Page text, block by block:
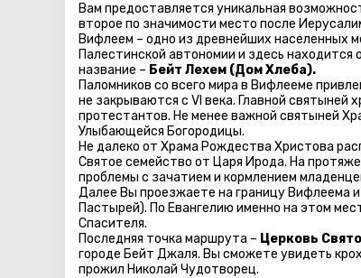
Вам предоставляется уникальная
второе по значимости место после
Вифлеем – одно из древнейших населенных
Палестинской автономии и здесь
название – Бейт Лехем (Дом Хлеба).
Паломников со всего мира в Вифлееме
не закрываются с VI века. Главной
протестантов. Не менее важной святыней
Улыбающейся Богородицы.
Не далеко от Храма Рождества Христова
Святое семейство от Царя Ирода. На
проблемы с зачатием и кормлением
Далее Вы проезжаете на границу Вифлеема
Пастырей). По Евангелию именно на этом
Спасителя.
Последняя точка маршрута – Церковь
городе Бейт Джаля. Вы сможете увидеть
прожил Николай Чудотворец.